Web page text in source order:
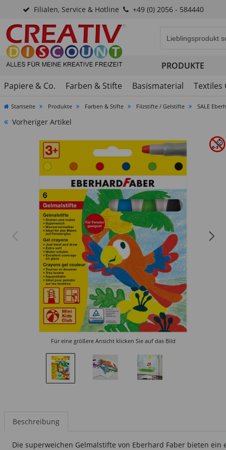
Filialen, Service & Hotline +49 (0) 2056 - 584440
PRODUKTE
Papiere & Co.
Farben & Stifte Basismaterial Textiles
Startseite Produkte Farben & Stifte Filzstifte / Gelstifte SALE
Vorheriger Artikel
Für eine größere Ansicht klicken Sie auf das Bild
Beschreibung
Die superweichen Gelmalstifte von Eberhard Faber bieten